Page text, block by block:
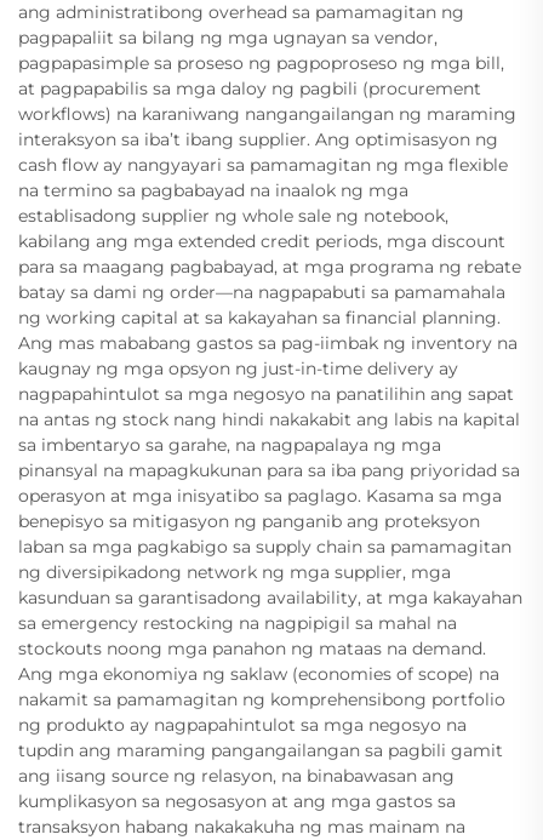
ang administratibong overhead sa pamamagitan ng
pagpapaliit sa bilang ng mga ugnayan sa vendor,
pagpapasimple sa proseso ng pagpoproseso ng mga bill,
at pagpapabilis sa mga daloy ng pagbili (procurement
workflows) na karaniwang nangangailangan ng maraming
interaksyon sa iba’t ibang supplier. Ang optimisasyon ng
cash flow ay nangyayari sa pamamagitan ng mga flexible
na termino sa pagbabayad na inaalok ng mga
establisadong supplier ng whole sale ng notebook,
kabilang ang mga extended credit periods, mga discount
para sa maagang pagbabayad, at mga programa ng rebate
batay sa dami ng order—na nagpapabuti sa pamamahala
ng working capital at sa kakayahan sa financial planning.
Ang mas mababang gastos sa pag-iimbak ng inventory na
kaugnay ng mga opsyon ng just-in-time delivery ay
nagpapahintulot sa mga negosyo na panatilihin ang sapat
na antas ng stock nang hindi nakakabit ang labis na kapital
sa imbentaryo sa garahe, na nagpapalaya ng mga
pinansyal na mapagkukunan para sa iba pang priyoridad sa
operasyon at mga inisyatibo sa paglago. Kasama sa mga
benepisyo sa mitigasyon ng panganib ang proteksyon
laban sa mga pagkabigo sa supply chain sa pamamagitan
ng diversipikadong network ng mga supplier, mga
kasunduan sa garantisadong availability, at mga kakayahan
sa emergency restocking na nagpipigil sa mahal na
stockouts noong mga panahon ng mataas na demand.
Ang mga ekonomiya ng saklaw (economies of scope) na
nakamit sa pamamagitan ng komprehensibong portfolio
ng produkto ay nagpapahintulot sa mga negosyo na
tupdin ang maraming pangangailangan sa pagbili gamit
ang iisang source ng relasyon, na binabawasan ang
kumplikasyon sa negosasyon at ang mga gastos sa
transaksyon habang nakakakuha ng mas mainam na